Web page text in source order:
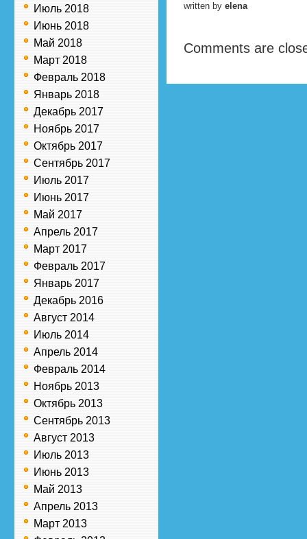
Июль 2018
Июнь 2018
Май 2018
Март 2018
Февраль 2018
Январь 2018
Декабрь 2017
Ноябрь 2017
Октябрь 2017
Сентябрь 2017
Июль 2017
Июнь 2017
Май 2017
Апрель 2017
Март 2017
Февраль 2017
Январь 2017
Декабрь 2016
Август 2014
Июль 2014
Апрель 2014
Февраль 2014
Ноябрь 2013
Октябрь 2013
Сентябрь 2013
Август 2013
Июль 2013
Июнь 2013
Май 2013
Апрель 2013
Март 2013
written by elena
Comments are